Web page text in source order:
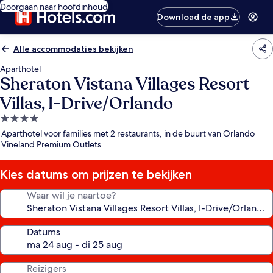
Doorgaan naar hoofdinhoud
Download de app
Alle accommodaties bekijken
Aparthotel
Sheraton Vistana Villages Resort
Villas, I-Drive/Orlando
4.0-
sterrenaccommodatie
Aparthotel voor families met 2 restaurants, in de buurt van Orlando
Vineland Premium Outlets
Kies datums om prijzen te bekijken
Waar wil je naartoe?
Datums
Reizigers